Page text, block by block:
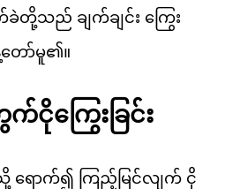
ခတသည ခကခင က
တမူ၏။
ကငက ခင
ရက်၍ ကည မငလက င